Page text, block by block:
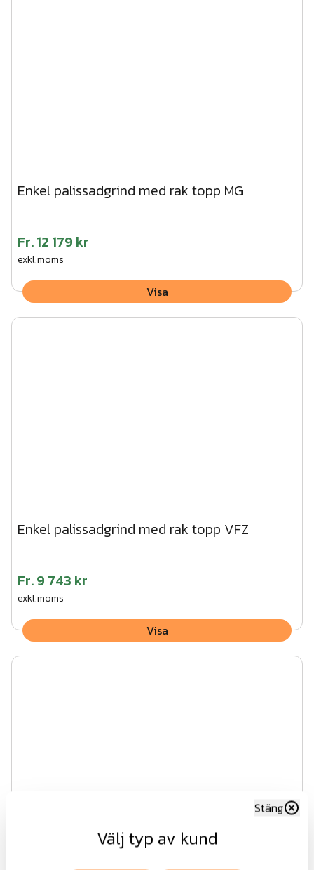
Enkel palissadgrind med rak topp MG
Fr.12 179 kr
exkl.moms
Visa
Enkel palissadgrind med rak topp VFZ
Fr.9 743 kr
exkl.moms
Visa
Välj typ av kund
Stäng